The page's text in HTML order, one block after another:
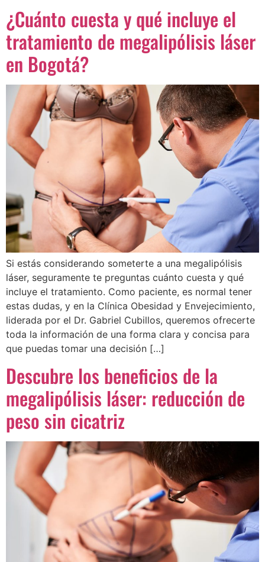
¿Cuánto cuesta y qué incluye el
tratamiento de megalipólisis láser
en Bogotá?
Si estás considerando someterte a una megalipólisis
láser, seguramente te preguntas cuánto cuesta y qué
incluye el tratamiento. Como paciente, es normal tener
estas dudas, y en la Clínica Obesidad y Envejecimiento,
liderada por el Dr. Gabriel Cubillos, queremos ofrecerte
toda la información de una forma clara y concisa para
que puedas tomar una decisión […]
Descubre los beneficios de la
megalipólisis láser: reducción de
peso sin cicatriz